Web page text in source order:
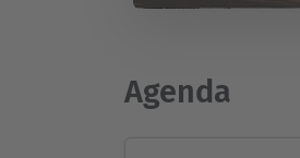
Agenda